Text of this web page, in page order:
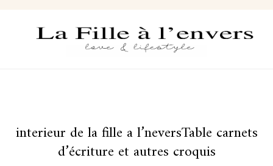
interieur de la fille a l’neversTable carnets
d’écriture et autres croquis